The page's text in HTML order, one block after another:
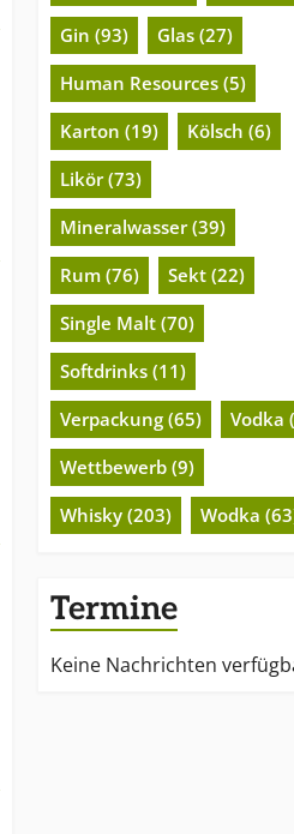
Gin (93)
Glas (27)
Human Resources (5)
Karton (19)
Kölsch (6)
Likör (73)
Mineralwasser (39)
Rum (76)
Sekt (22)
Single Malt (70)
Softdrinks (11)
Verpackung (65)
Vodka
Wettbewerb (9)
Whisky (203)
Wodka
Termine
Keine Nachrichten